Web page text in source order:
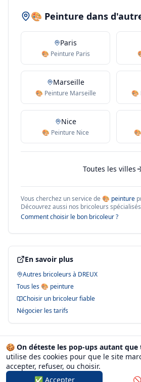
🍪 On déteste les pop-ups autant que
utilise des cookies pour que le site
accepter, refuser, ou choisir.
✅ Accepter
🎨 Peinture dans
Paris
🎨 Peinture Paris
Marseille
🎨 Peinture Marseille 🎨
Nice
🎨 Peinture Nice
Toutes les villes
Vous cherchez un service de 🎨 peinture
Découvrez aussi nos bricoleurs
Comment choisir le bon bricoleur ?
En savoir plus
Autres bricoleurs à DREUX
Tous les🎨 peinture
Choisir un bricoleur fiable
Négocier les tarifs
🔍 Voir tous les bricoleurs